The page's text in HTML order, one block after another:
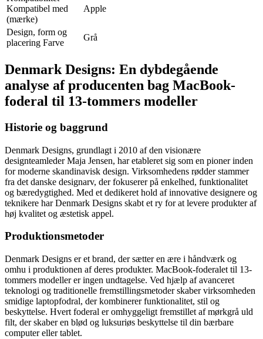
Kompatibel med
(mærke)
Apple
Design, form og
placering Farve
Grå
Denmark Designs: En dybdegående
analyse af producenten bag MacBook-
foderal til 13-tommers modeller
Historie og baggrund
Denmark Designs, grundlagt i 2010 af den visionære
designteamleder Maja Jensen, har etableret sig som en pioner inden
for moderne skandinavisk design. Virksomhedens rødder stammer
fra det danske designarv, der fokuserer på enkelhed, funktionalitet
og bæredygtighed. Med et dedikeret hold af innovative designere og
teknikere har Denmark Designs skabt et ry for at levere produkter af
høj kvalitet og æstetisk appel.
Produktionsmetoder
Denmark Designs er et brand, der sætter en ære i håndværk og
omhu i produktionen af deres produkter. MacBook-foderalet til 13-
tommers modeller er ingen undtagelse. Ved hjælp af avanceret
teknologi og traditionelle fremstillingsmetoder skaber virksomheden
smidige laptopfodral, der kombinerer funktionalitet, stil og
beskyttelse. Hvert foderal er omhyggeligt fremstillet af mørkgrå uld
filt, der skaber en blød og luksuriøs beskyttelse til din bærbare
computer eller tablet.